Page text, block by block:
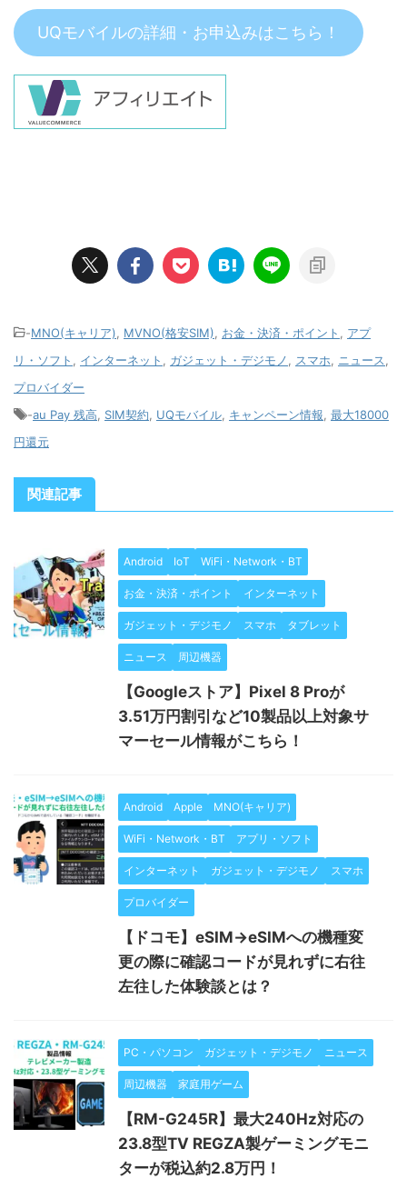
UQモバイルの詳細・お申込みはこちら！
-MNO(キャリア), MVNO(格安SIM), お金・決済・ポイント , アプ
リ・ソフト , インターネット , ガジェット・デジモノ, スマホ, ニュース,
プロバイダー
-au Pay 残高, SIM契約, UQモバイル, キャンペーン情報, 最大18000
円還元
関連記事
Android IoT WiFi・Network・BT
お金・決済・ポイント インターネット
ガジェット・デジモノ スマホ タブレット
ニュース 周辺機器
【Googleストア】Pixel 8 Proが
3.51万円割引など10製品以上対象サ
マーセール情報がこちら！
Android Apple MNO(キャリア)
WiFi・Network・BT アプリ・ソフト
インターネット ガジェット・デジモノ スマホ
プロバイダー
【ドコモ】eSIM→eSIMへの機種変
更の際に確認コードが見れずに右往
左往した体験談とは？
PC・パソコン ガジェット・デジモノ ニュース
周辺機器 家庭用ゲーム
【RM-G245R】最大240Hz対応の
23.8型TV REGZA製ゲーミングモニ
ターが税込約2.8万円！